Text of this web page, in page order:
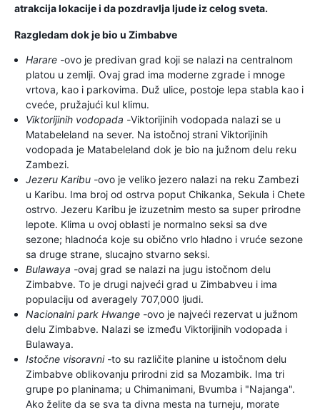
atrakcija lokacije i da pozdravlja ljude iz celog sveta.
Razgledam dok je bio u Zimbabve
Harare -ovo je predivan grad koji se nalazi na centralnom
platou u zemlji. Ovaj grad ima moderne zgrade i mnoge
vrtova, kao i parkovima. Duž ulice, postoje lepa stabla kao i
cveće, pružajući kul klimu.
Viktorijinih vodopada -Viktorijinih vodopada nalazi se u
Matabeleland na sever. Na istočnoj strani Viktorijinih
vodopada je Matabeleland dok je bio na južnom delu reku
Zambezi.
Jezeru Karibu -ovo je veliko jezero nalazi na reku Zambezi
u Karibu. Ima broj od ostrva poput Chikanka, Sekula i Chete
ostrvo. Jezeru Karibu je izuzetnim mesto sa super prirodne
lepote. Klima u ovoj oblasti je normalno seksi sa dve
sezone; hladnoća koje su obično vrlo hladno i vruće sezone
sa druge strane, slucajno stvarno seksi.
Bulawaya -ovaj grad se nalazi na jugu istočnom delu
Zimbabve. To je drugi najveći grad u Zimbabveu i ima
populaciju od averagely 707,000 ljudi.
Nacionalni park Hwange -ovo je najveći rezervat u južnom
delu Zimbabve. Nalazi se između Viktorijinih vodopada i
Bulawaya.
Istočne visoravni -to su različite planine u istočnom delu
Zimbabve oblikovanju prirodni zid sa Mozambik. Ima tri
grupe po planinama; u Chimanimani, Bvumba i "Najanga".
Ako želite da se sva ta divna mesta na turneju, morate